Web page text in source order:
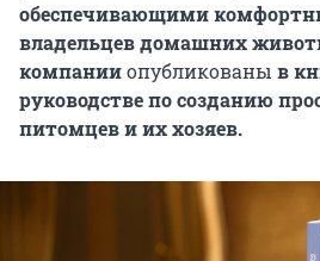
обеспечивающими
владельцев домашних
компанииопубликованы в
руководстве по созданию
питомцев и их хозяев.